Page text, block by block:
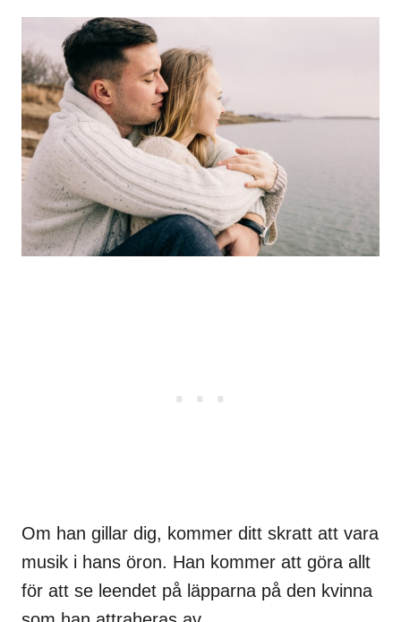
Om han gillar dig, kommer ditt skratt att vara
musik i hans öron. Han kommer att göra allt
för att se leendet på läpparna på den kvinna